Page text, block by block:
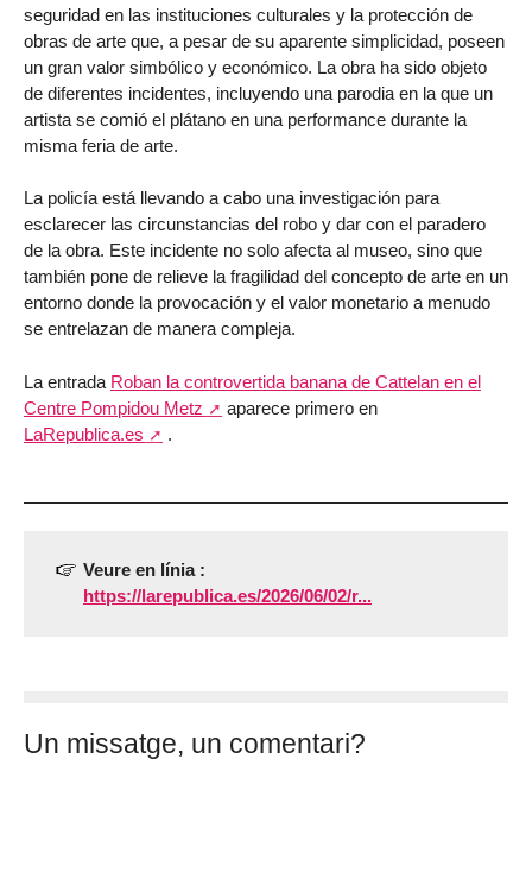
seguridad en las instituciones culturales y la protección de
obras de arte que, a pesar de su aparente simplicidad, poseen
un gran valor simbólico y económico. La obra ha sido objeto
de diferentes incidentes, incluyendo una parodia en la que un
artista se comió el plátano en una performance durante la
misma feria de arte.
La policía está llevando a cabo una investigación para
esclarecer las circunstancias del robo y dar con el paradero
de la obra. Este incidente no solo afecta al museo, sino que
también pone de relieve la fragilidad del concepto de arte en un
entorno donde la provocación y el valor monetario a menudo
se entrelazan de manera compleja.
La entrada Roban la controvertida banana de Cattelan en el
Centre Pompidou Metz
aparece primero en
LaRepublica.es
.
Veure en línia :
https://larepublica.es/2026/06/02/r...
Un missatge, un comentari?